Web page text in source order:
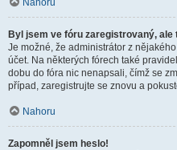
Nahoru
Byl jsem ve fóru zaregistrovaný,
Je možné, že administrátor z
účet. Na některých fórech také
dobu do fóra nic nenapsali, čímž se
případ, zaregistrujte se znovu a
Nahoru
Zapomněl jsem heslo!